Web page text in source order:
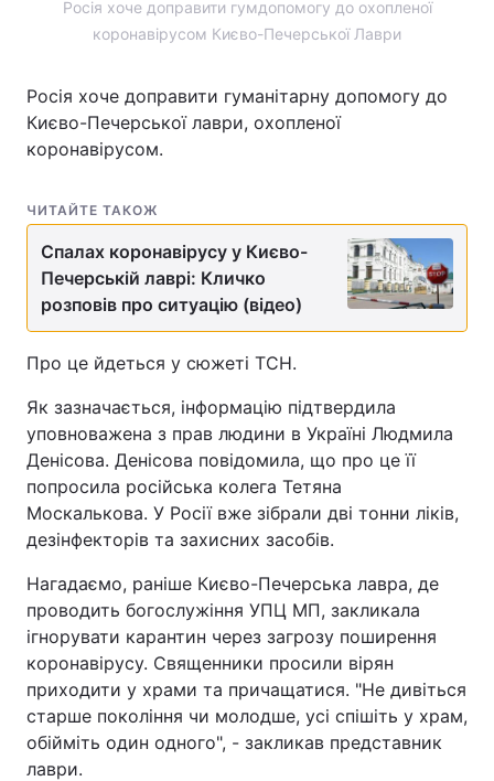
Росія хоче доправити гумдопомогу до охопленої
коронавірусом Києво-Печерської Лаври
Росія хоче доправити гуманітарну допомогу до
Києво-Печерської лаври, охопленої
коронавірусом.
ЧИТАЙТЕ ТАКОЖ
Спалах коронавірусу у Києво-
Печерській лаврі: Кличко
розповів про ситуацію (відео)
Про це йдеться у сюжеті ТСН.
Як зазначається, інформацію підтвердила
уповноважена з прав людини в Україні Людмила
Денісова. Денісова повідомила, що про це її
попросила російська колега Тетяна
Москалькова. У Росії вже зібрали дві тонни ліків,
дезінфекторів та захисних засобів.
Нагадаємо, раніше Києво-Печерська лавра, де
проводить богослужіння УПЦ МП, закликала
ігнорувати карантин через загрозу поширення
коронавірусу. Священники просили вірян
приходити у храми та причащатися. "Не дивіться
старше покоління чи молодше, усі спішіть у храм,
обійміть один одного", - закликав представник
лаври.